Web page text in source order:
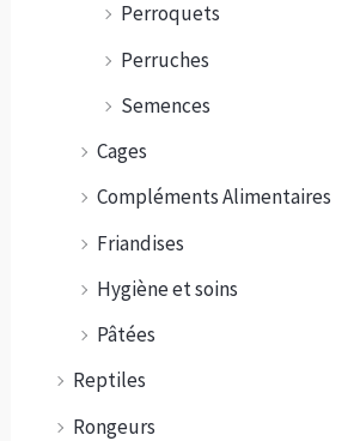
Perroquets
Perruches
Semences
Cages
Compléments Alimentaires
Friandises
Hygiène et soins
Pâtées
Reptiles
Rongeurs